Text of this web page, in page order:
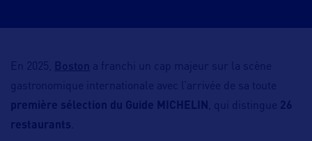
En 2025, Boston a franchi un cap majeur sur la scène
gastronomique internationale avec l’arrivée de sa toute
première sélection du Guide MICHELIN
, qui distingue 26
restaurants